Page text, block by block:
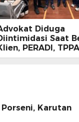
Diduga
Saat
PERADI,
Kompak
Karutan